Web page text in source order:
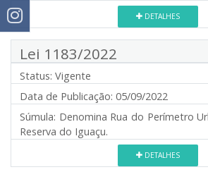
DETALHES
Lei 1183/2022
Status: Vigente
Data de Publicação: 05/09/2022
Súmula: Denomina Rua do Perímetro
Reserva do Iguaçu.
DETALHES